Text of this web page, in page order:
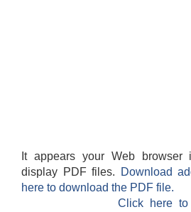
It appears your Web browser
display PDF files.
Download
here to download the PDF file.
Click here